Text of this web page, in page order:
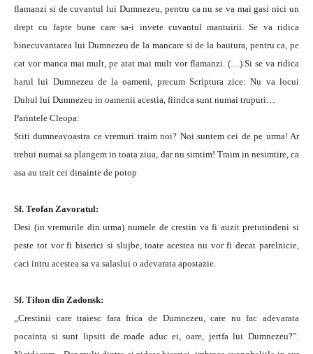
flamanzi si de cuvantul lui Dumnezeu, pentru ca nu se va mai gasi nici un
drept cu fapte bune care sa-i invete cuvantul mantuirii. Se va ridica
binecuvantarea lui Dumnezeu de la mancare si de la bautura, pentru ca, pe
cat vor manca mai mult, pe atat mai mult vor flamanzi. (…) Si se va ridica
harul lui Dumnezeu de la oameni, precum Scriptura zice: Nu va locui
Duhul lui Dumnezeu in oamenii acestia, fiindca sunt numai trupuri…
Parintele Cleopa:
Stiti dumneavoastra ce vremuri traim noi? Noi suntem cei de pe urma! Ar
trebui numai sa plangem in toata ziua, dar nu simtim! Traim in nesimtire, ca
asa au trait cei dinainte de potop
Sf. Teofan Zavoratul:
Desi (in vremurile din urma) numele de crestin va fi auzit pretutindeni si
peste tot vor fi biserici si slujbe, toate acestea nu vor fi decat parelnicie,
caci intru acestea sa va salaslui o adevarata apostazie.
Sf. Tihon din Zadonsk:
„Crestinii care traiesc fara frica de Dumnezeu, care nu fac adevarata
pocainta si sunt lipsiti de roade aduc ei, oare, jertfa lui Dumnezeu?”.